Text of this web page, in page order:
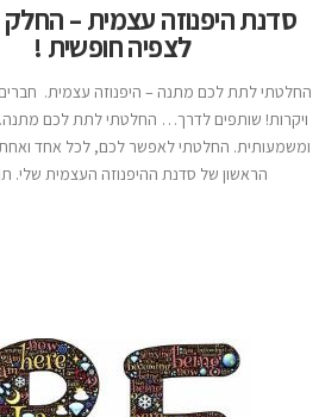
סדנת היפנוזה עצמית – החלק
לצפיה חופשית !
החלטתי לתת לכם מתנה – היפנוזה עצמית. חברים
ויקרות! שותפים לדרך… החלטתי לתת לכם
ומשמעותית. החלטתי לאפשר לכם, לכל אחד
הראשון של סדנת ההיפנוזה העצמית שלי.